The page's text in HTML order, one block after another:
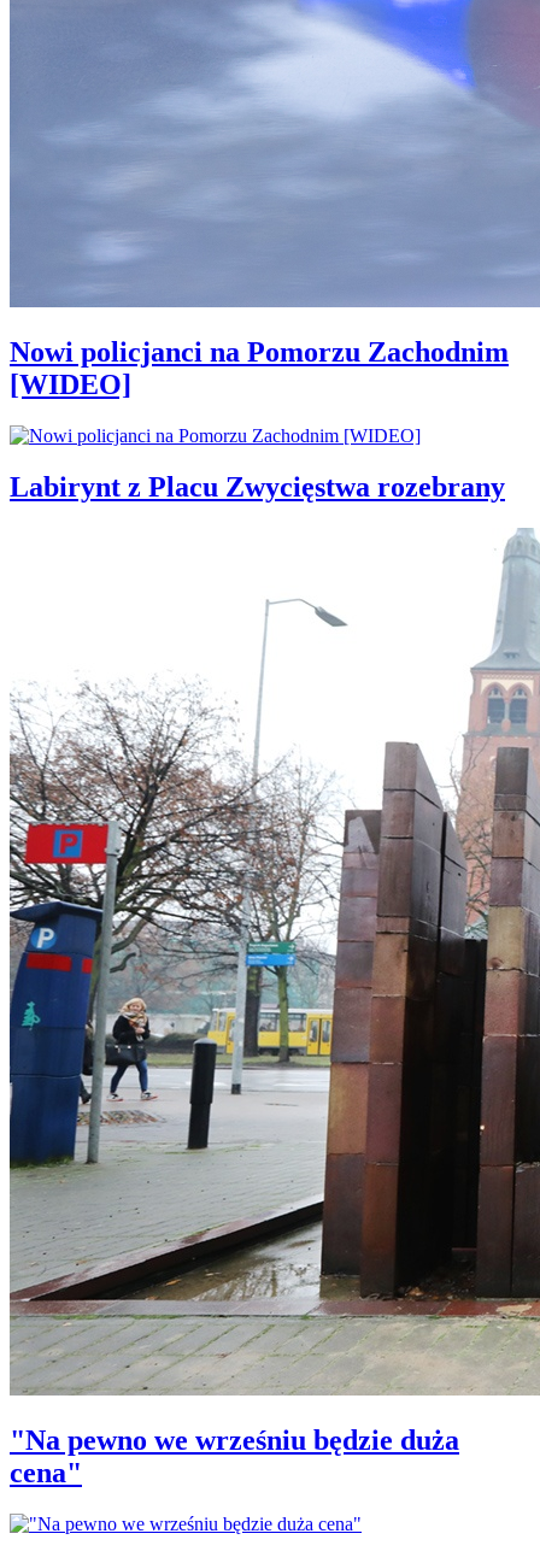
Nowi policjanci na Pomorzu Zachodnim
[WIDEO]
Labirynt z Placu Zwycięstwa rozebrany
"Na pewno we wrześniu będzie duża
cena"